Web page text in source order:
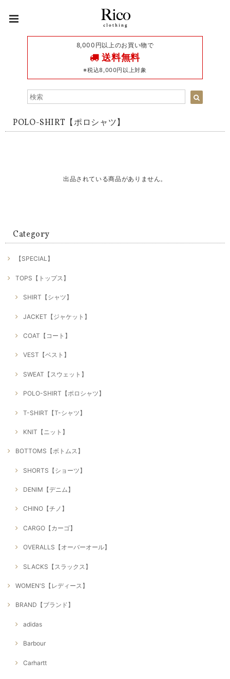
8,000円以上のお買い物で
送料無料
※税込8,000円以上対象
POLO-SHIRT【ポロシャツ】
出品されている商品がありません。
Category
【SPECIAL】
TOPS【トップス】
SHIRT【シャツ】
JACKET【ジャケット】
COAT【コート】
VEST【ベスト】
SWEAT【スウェット】
POLO-SHIRT【ポロシャツ】
T-SHIRT【T-シャツ】
KNIT【ニット】
BOTTOMS【ボトムス】
SHORTS【ショーツ】
DENIM【デニム】
CHINO【チノ】
CARGO【カーゴ】
OVERALLS【オーバーオール】
SLACKS【スラックス】
WOMEN'S【レディース】
BRAND【ブランド】
adidas
Barbour
Carhartt